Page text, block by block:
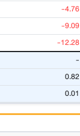
-4.76
-9.09
-12.28
-
0.82
0.01